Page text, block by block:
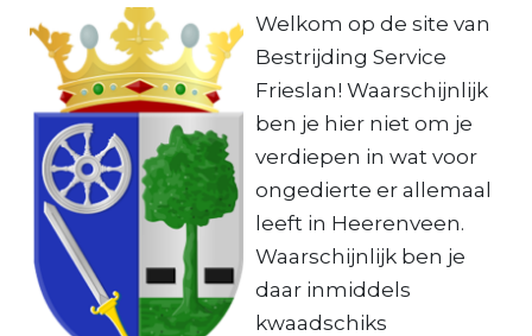
Welkom op de site van
Bestrijding Service
Frieslan! Waarschijnlijk
ben je hier niet om je
verdiepen in wat voor
ongedierte er allemaal
leeft in Heerenveen.
Waarschijnlijk ben je
daar inmiddels
kwaadschiks